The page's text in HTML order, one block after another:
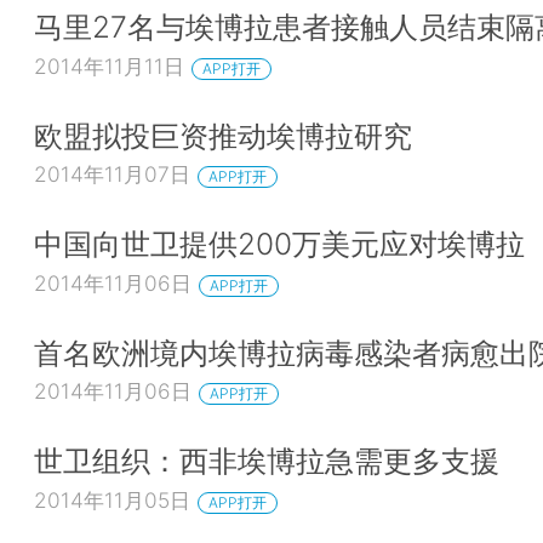
马里27名与埃博拉患者接触人员结束隔
2014年11月11日 APP打开
欧盟拟投巨资推动埃博拉研究
2014年11月07日 APP打开
中国向世卫提供200万美元应对埃博拉
2014年11月06日 APP打开
首名欧洲境内埃博拉病毒感染者病愈出
2014年11月06日 APP打开
世卫组织：西非埃博拉急需更多支援
2014年11月05日 APP打开